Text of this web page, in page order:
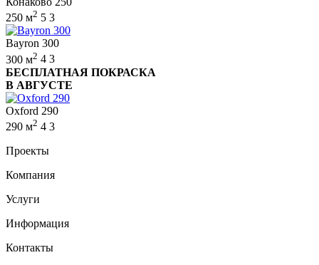
250 м2 5 3
Bayron 300
300 м2 4 3
БЕСПЛАТНАЯ ПОКРАСКА
В АВГУСТЕ
Oxford 290
290 м2 4 3
Проекты
Компания
Услуги
Информация
Контакты